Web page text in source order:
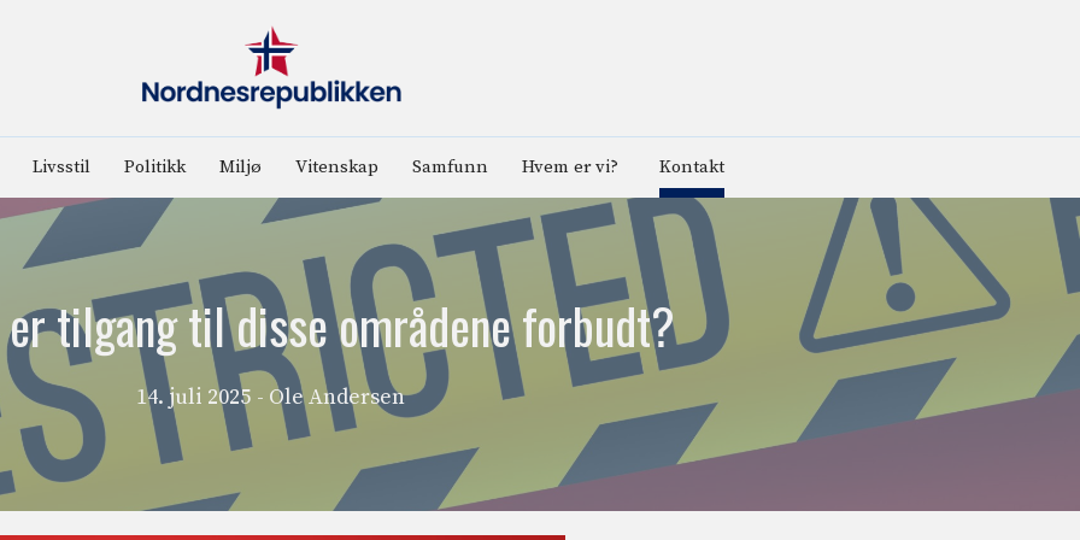
Livsstil Politikk Miljø Vitenskap Samfunn Hvem er vi? Kontakt
tilgang til disse områdene forbudt?
14. juli 2025 - Ole Andersen